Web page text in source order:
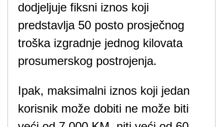
dodjeljuje fiksni iznos koji
predstavlja 50 posto prosječnog
troška izgradnje jednog kilovata
prosumerskog postrojenja.
Ipak, maksimalni iznos koji jedan
korisnik može dobiti ne može biti